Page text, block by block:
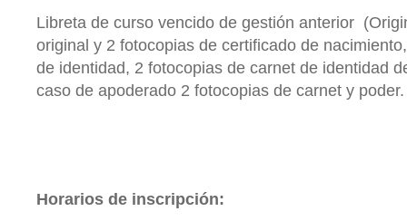
Libreta de curso vencido de gestión anterior
original y 2 fotocopias de certificado de
de identidad, 2 fotocopias de carnet de identidad
caso de apoderado 2 fotocopias de carnet y poder.
Horarios de inscripción: